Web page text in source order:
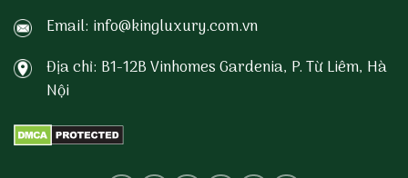
Email: info@kingluxury.com.vn
Địa chỉ: B1-12B Vinhomes Gardenia, P. Từ Liêm, Hà
Nội